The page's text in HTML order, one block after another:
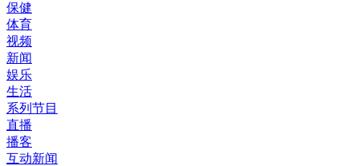
保健
体育
视频
新闻
娱乐
生活
系列节目
直播
播客
互动新闻